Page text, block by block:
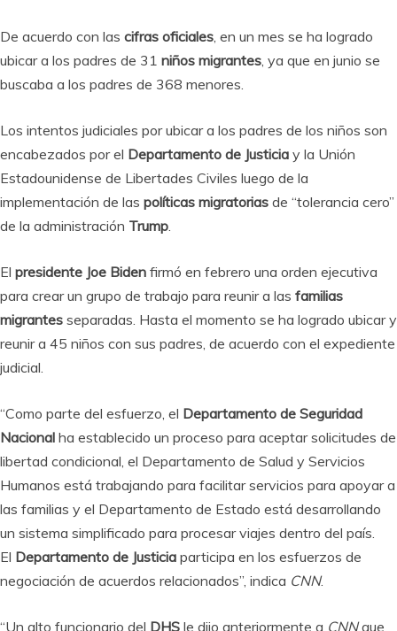
De acuerdo con las cifras oficiales , en un mes se ha logrado
ubicar a los padres de 31 niños migrantes , ya que en junio se
buscaba a los padres de 368 menores.
Los intentos judiciales por ubicar a los padres de los niños son
encabezados por el Departamento de Justicia y la Unión
Estadounidense de Libertades Civiles luego de la
implementación de las políticas migratorias de “tolerancia cero”
de la administración Trump
El presidente Joe Biden firmó en febrero una orden ejecutiva
para crear un grupo de trabajo para reunir a las familias
migrantes separadas. Hasta el momento se ha logrado ubicar y
reunir a 45 niños con sus padres, de acuerdo con el expediente
judicial.
“Como parte del esfuerzo, el Departamento de Seguridad
Nacional ha establecido un proceso para aceptar solicitudes de
libertad condicional, el Departamento de Salud y Servicios
Humanos está trabajando para facilitar servicios para apoyar a
las familias y el Departamento de Estado está desarrollando
un sistema simplificado para procesar viajes dentro del país.
El Departamento de Justicia participa en los esfuerzos de
negociación de acuerdos relacionados”, indica CNN.
“Un alto funcionario del DHS le dijo anteriormente a CNNque